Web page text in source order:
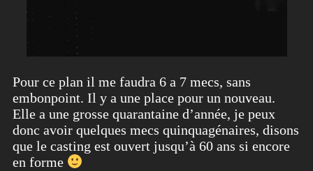
Pour ce plan il me faudra 6 a 7 mecs, sans
embonpoint. Il y a une place pour un nouveau.
Elle a une grosse quarantaine d’année, je peux
donc avoir quelques mecs quinquagénaires, disons
que le casting est ouvert jusqu’à 60 ans si encore
en forme